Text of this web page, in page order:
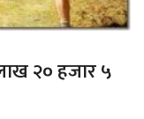
२० हजार ५